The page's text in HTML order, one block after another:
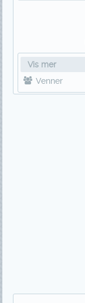
Vis mer
Venner